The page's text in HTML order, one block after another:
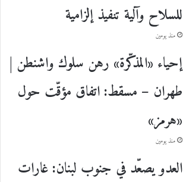
للسلاح وآلية تنفيذ إلزامية
منذ يومين
إحياء «المذكّرة» رهن سلوك واشنطن |
طهران – مسقط: اتفاق مؤقّت حول
«هرمز»
منذ يومين
العدو يصعّد في جنوب لبنان: غارات